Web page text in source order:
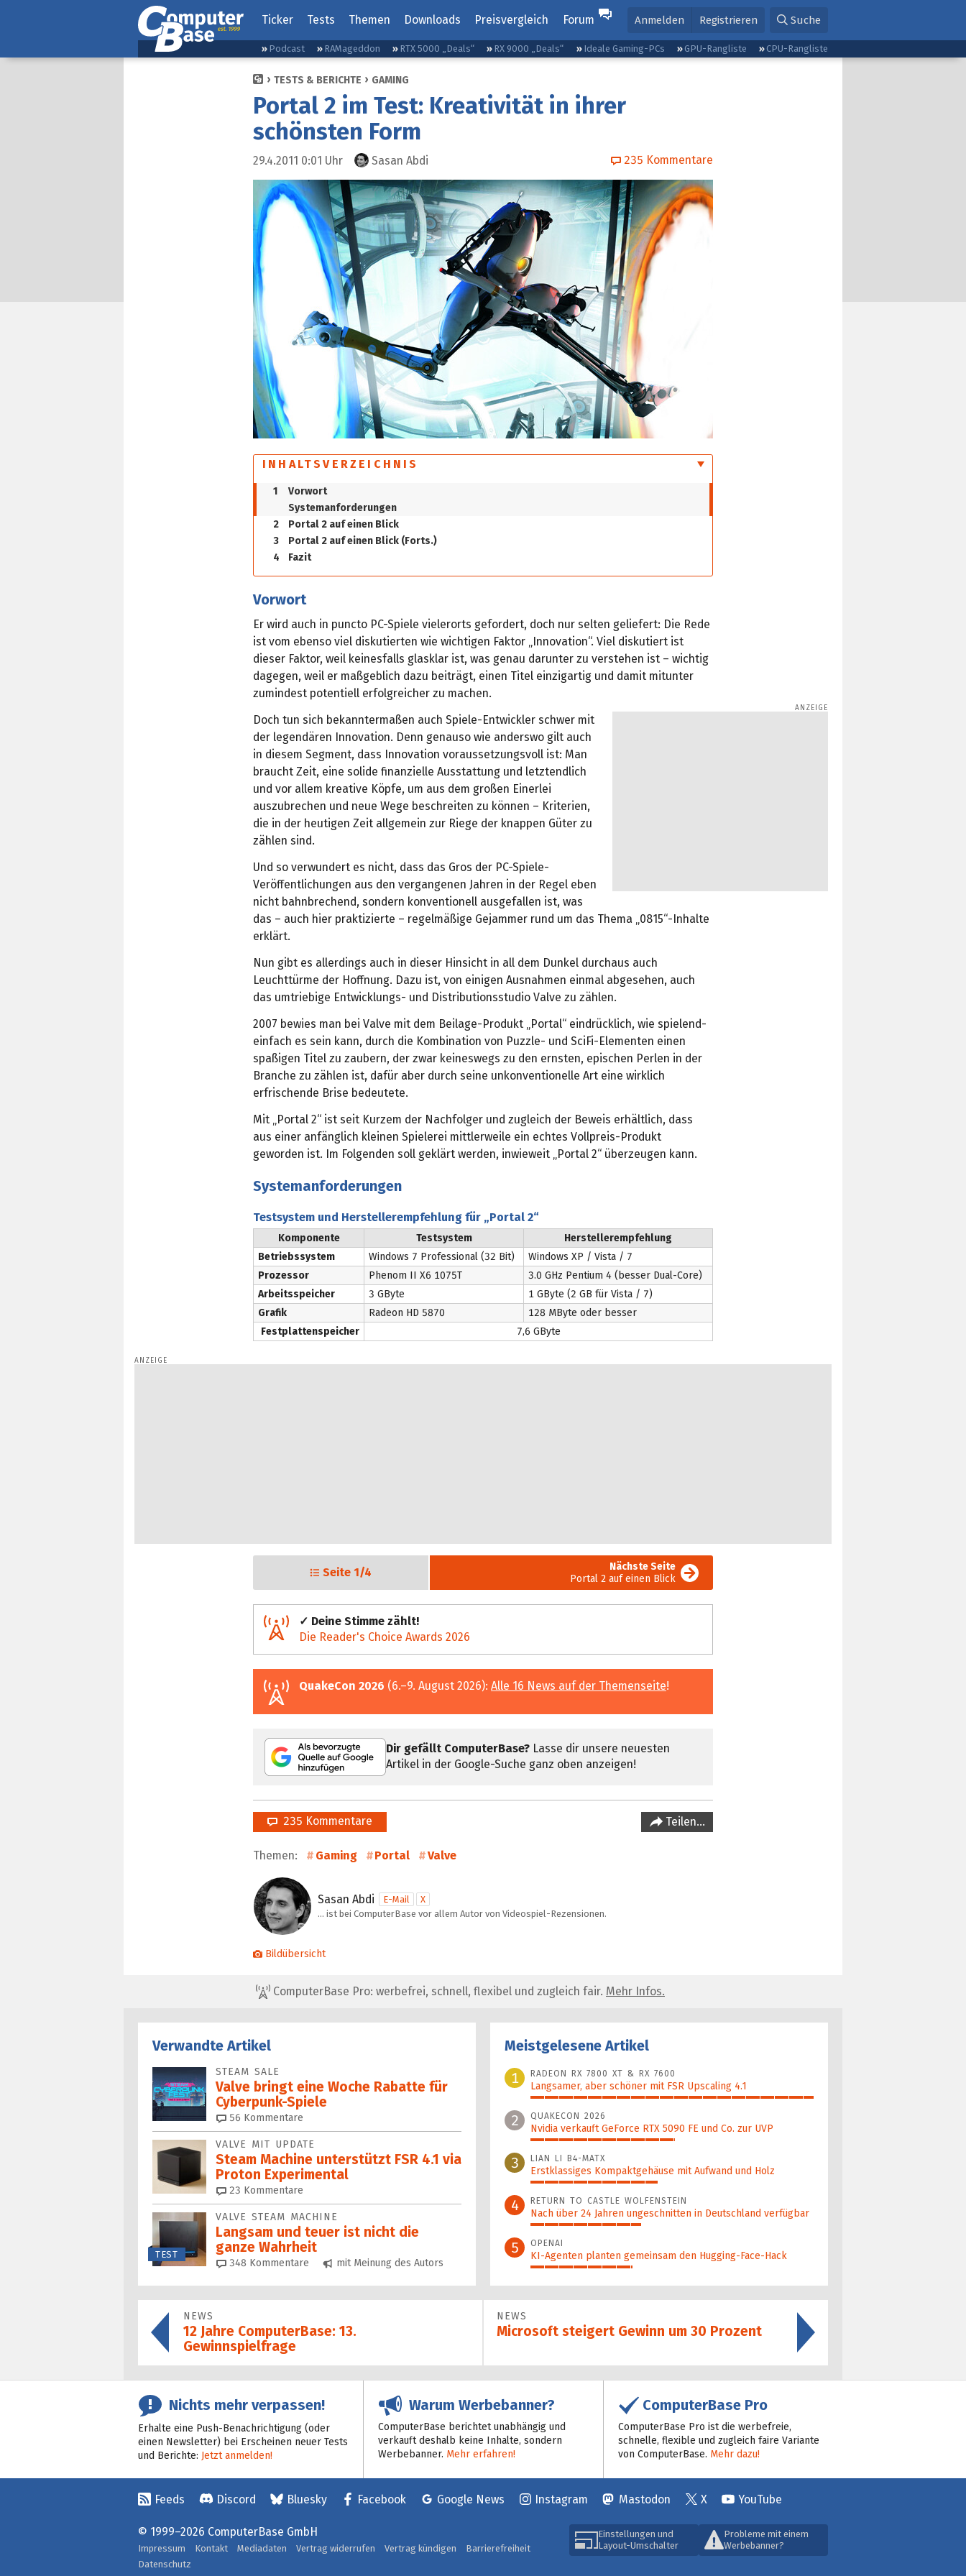
Ticker Tests Themen Downloads Preisvergleich Forum Anmelden Registrieren Suche
Podcast RAMageddon RTX 5000 „Deals“ RX 9000 „Deals“ Ideale Gaming-PCs GPU-Rangliste CPU-Rangliste
TESTS & BERICHTE GAMING
Portal 2 im Test: Kreativität in ihrer
schönsten Form
29.4.2011 0:01 Uhr Sasan Abdi 235 Kommentare
INHALTSVERZEICHNIS
1
Vorwort
Systemanforderungen
2
Portal 2 auf einen Blick
3
Portal 2 auf einen Blick (Forts.)
4
Fazit
Vorwort
Er wird auch in puncto PC-Spiele vielerorts gefordert, doch nur selten geliefert: Die Rede
ist vom ebenso viel diskutierten wie wichtigen Faktor „Innovation“. Viel diskutiert ist
dieser Faktor, weil keinesfalls glasklar ist, was genau darunter zu verstehen ist – wichtig
dagegen, weil er maßgeblich dazu beiträgt, einen Titel einzigartig und damit mitunter
zumindest potentiell erfolgreicher zu machen.
Doch tun sich bekanntermaßen auch Spiele-Entwickler schwer mit
der legendären Innovation. Denn genauso wie anderswo gilt auch
in diesem Segment, dass Innovation voraussetzungsvoll ist: Man
braucht Zeit, eine solide finanzielle Ausstattung und letztendlich
und vor allem kreative Köpfe, um aus dem großen Einerlei
auszubrechen und neue Wege beschreiten zu können – Kriterien,
die in der heutigen Zeit allgemein zur Riege der knappen Güter zu
zählen sind.
Und so verwundert es nicht, dass das Gros der PC-Spiele-
Veröffentlichungen aus den vergangenen Jahren in der Regel eben
nicht bahnbrechend, sondern konventionell ausgefallen ist, was
das – auch hier praktizierte – regelmäßige Gejammer rund um das Thema „0815“-Inhalte
erklärt.
Nun gibt es allerdings auch in dieser Hinsicht in all dem Dunkel durchaus auch
Leuchttürme der Hoffnung. Dazu ist, von einigen Ausnahmen einmal abgesehen, auch
das umtriebige Entwicklungs- und Distributionsstudio Valve zu zählen.
2007 bewies man bei Valve mit dem Beilage-Produkt „Portal“ eindrücklich, wie spielend-
einfach es sein kann, durch die Kombination von Puzzle- und SciFi-Elementen einen
spaßigen Titel zu zaubern, der zwar keineswegs zu den ernsten, epischen Perlen in der
Branche zu zählen ist, dafür aber durch seine unkonventionelle Art eine wirklich
erfrischende Brise bedeutete.
Mit „Portal 2“ ist seit Kurzem der Nachfolger und zugleich der Beweis erhältlich, dass
aus einer anfänglich kleinen Spielerei mittlerweile ein echtes Vollpreis-Produkt
geworden ist. Im Folgenden soll geklärt werden, inwieweit „Portal 2“ überzeugen kann.
Systemanforderungen
Testsystem und Herstellerempfehlung für „Portal 2“
Komponente Testsystem
Herstellerempfehlung
Betriebssystem
Windows 7 Professional (32 Bit)
Windows XP / Vista / 7
Prozessor
Phenom II X6 1075T
3.0 GHz Pentium 4 (besser Dual-Core)
Arbeitsspeicher
3 GByte
1 GByte (2 GB für Vista / 7)
Grafik
Radeon HD 5870
128 MByte oder besser
Festplattenspeicher
7,6 GByte
Seite 1/4
Nächste Seite
Portal 2 auf einen Blick
✓ Deine Stimme zählt!
Die Reader's Choice Awards 2026
QuakeCon 2026 (6.–9. August 2026): Alle 16 News auf der Themenseite!
Dir gefällt ComputerBase? Lasse dir unsere neuesten
Artikel in der Google-Suche ganz oben anzeigen!
235 Kommentare Teilen…
Themen: Gaming Portal Valve
Sasan Abdi E-Mail
X
… ist bei ComputerBase vor allem Autor von Videospiel-Rezensionen.
Bildübersicht
ComputerBase Pro: werbefrei, schnell, flexibel und zugleich fair. Mehr Infos.
Verwandte Artikel
STEAM SALE
Valve bringt eine Woche Rabatte für
Cyberpunk-Spiele
56 Kommentare
VALVE MIT UPDATE
Steam Machine unterstützt FSR 4.1 via
Proton Experimental
23 Kommentare
TEST
VALVE STEAM MACHINE
Langsam und teuer ist nicht die
ganze Wahrheit
348 Kommentare mit Meinung des Autors
Meistgelesene Artikel
1
RADEON RX 7800 XT & RX 7600
Langsamer, aber schöner mit FSR Upscaling 4.1
100%
2 QUAKECON 2026
Nvidia verkauft GeForce RTX 5090 FE und Co. zur UVP
51%
3 LIAN LI B4-MATX
Erstklassiges Kompaktgehäuse mit Aufwand und Holz
45%
4 RETURN TO CASTLE WOLFENSTEIN
Nach über 24 Jahren ungeschnitten in Deutschland verfügbar
39%
5 OPENAI
KI-Agenten planten gemein­sam den Hugging-Face-Hack
36%
NEWS
12 Jahre ComputerBase: 13.
Gewinnspielfrage
NEWS
Microsoft steigert Gewinn um 30 Prozent
Nichts mehr verpassen!
Erhalte eine Push-Benachrichtigung (oder
einen Newsletter) bei Erscheinen neuer Tests
und Berichte: Jetzt anmelden!
Warum Werbebanner?
ComputerBase berichtet unabhängig und
verkauft deshalb keine Inhalte, sondern
Werbebanner. Mehr erfahren!
ComputerBase Pro
ComputerBase Pro ist die werbefreie,
schnelle, flexible und zugleich faire Variante
von ComputerBase. Mehr dazu!
Feeds Discord Bluesky Facebook Google News Instagram Mastodon X YouTube
Einstellungen und
Layout-Umschalter
Probleme mit einem
Werbebanner?
© 1999–2026 ComputerBase GmbH
Impressum Kontakt Mediadaten Vertrag widerrufen Vertrag kündigen
Barrierefreiheit
Datenschutz